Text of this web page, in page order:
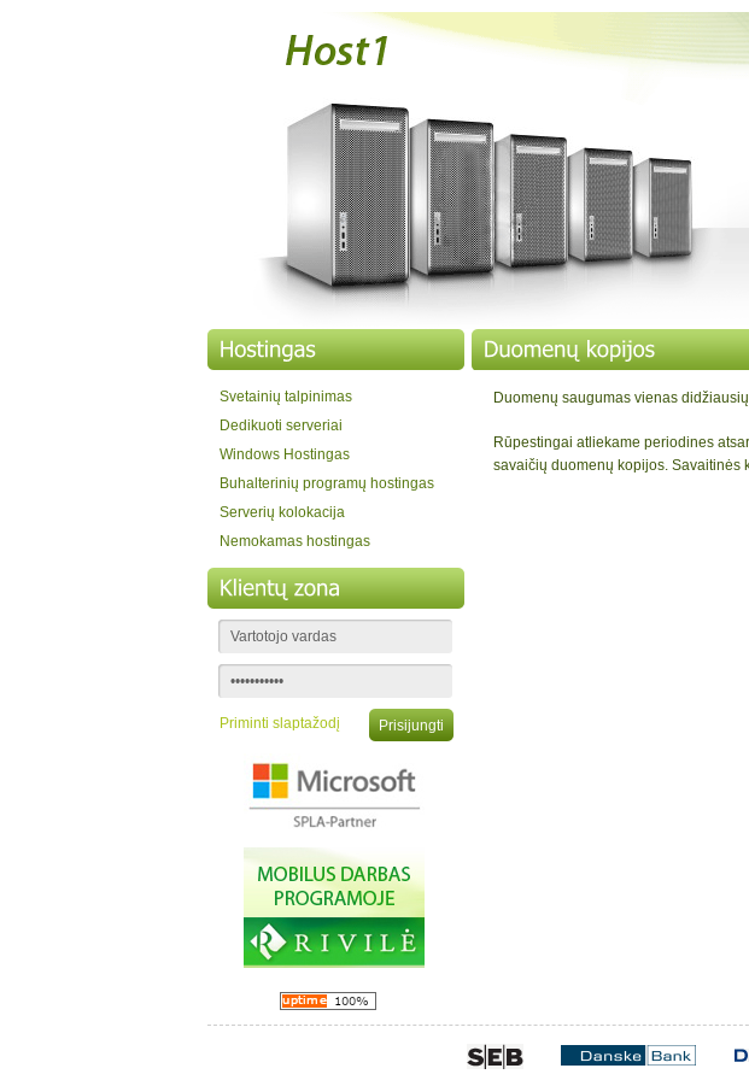
Svetainių talpinimas
Dedikuoti serveriai
Windows Hostingas
Buhalterinių programų hostingas
Serverių kolokacija
Nemokamas hostingas
Priminti slaptažodį
Duomenų saugumas vienas
Rūpestingai atliekame periodines
savaičių duomenų kopijos. Savaitinės